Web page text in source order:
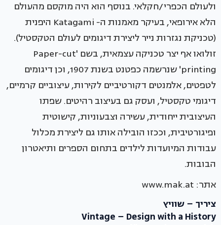
ולעולם הכפרי/חקלאי. בנוסף הוא היה מוקסם מהעולם
הלא אירופאי, בעיקר מאמנות ה- Katagami היפנית
(טכניקת נגזרות נייר ליצירת דיגומים לעולם הטקסטיל).
זולואו אף יצר טכניקה עצמאית, בשם 'Paper-cut
printing' שנרשמה כפטנט בשנת 1907, וכן דיגומים
לטפטים, אלמנטים דקורטיביים לקירות, עיצוביים קרמיים,
דיגומי טקסטיל, ועסק גם בעיצוב רהיטים. שפתו
העיצובית ייחודית, עשירה וצבעוניות, קישוטית
ופיגורטיבית, וככזו הובילה אותו גם ליצירת מכלול
עבודות המיועדות לילדים בתחום הספרים ותיאטרון
הבובות.
אתר: www.mak.at
ציריך – שוויץ
Vintage – Design with a History